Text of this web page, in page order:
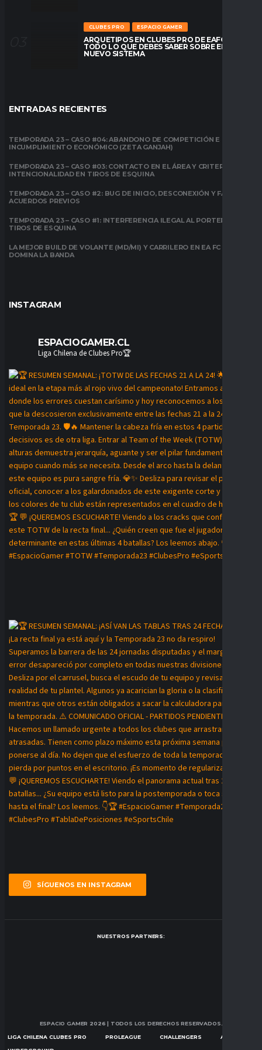
CLUBES PRO ESPACIO GAMER
ARQUETIPOS EN CLUBES PRO DE EAFC26:
TODO LO QUE DEBES SABER SOBRE EL
NUEVO SISTEMA
ENTRADAS RECIENTES
TEMPORADA 23 – CASO #04: ABANDONO DE COMPETICIÓN E
INCUMPLIMIENTO ECONÓMICO (ZETA GANJAH)
TEMPORADA 23 – CASO #03: CONTACTO EN EL ÁREA Y CRITERIO DE
INTENCIONALIDAD EN TIROS DE ESQUINA
TEMPORADA 23 – CASO #2: BUG DE INICIO, DESCONEXIÓN Y FALTA DE
ACUERDOS PREVIOS
TEMPORADA 23 – CASO #1: INTERFERENCIA ILEGAL AL PORTERO EN
TIROS DE ESQUINA
LA MEJOR BUILD DE VOLANTE (MD/MI) Y CARRILERO EN EA FC 26:
DOMINA LA BANDA
INSTAGRAM
ESPACIOGAMER.CL
Liga Chilena de Clubes Pro🏆
SÍGUENOS EN INSTAGRAM
NUESTROS PARTNERS:
ESPACIO GAMER 2026 | TODOS LOS DERECHOS RESERVADOS.
LIGA CHILENA CLUBES PRO PROLEAGUE CHALLENGERS ASCENSION